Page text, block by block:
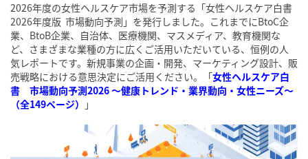
2026年度の女性ヘルスケア市場を予測する「女性ヘルスケア白書
2026年度版 市場動向予測」を発行しました。これまでにBtoC企
業、BtoB企業、自治体、医療機関、マスメディア、教育機関な
ど、さまざまな業種の方に広くご活用いただいている、恒例の人
気レポートです。新規事業の企画・開発、マーケティング設計、販
売戦略における意思決定にご活用ください。
「女性ヘルスケア白
書 市場動向予測2026 ～健康トレンド・業界動向・女性ニーズ～
（全149ページ） 」